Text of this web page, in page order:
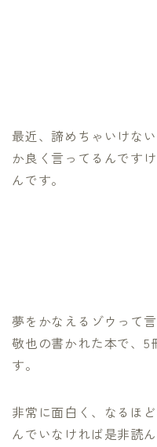
最近、諦めちゃいけな
か良く言ってるんです
んです。
夢をかなえるゾウって
敬也の書かれた本で、5
す。
非常に面白く、なるほ
んでいなければ是非読